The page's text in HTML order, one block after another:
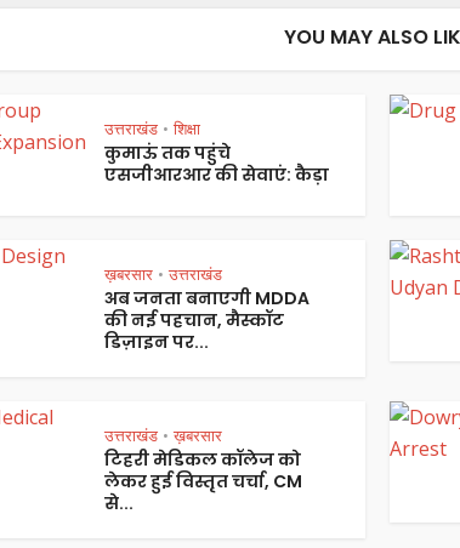
YOU MAY ALSO
उत्तराखंड • शिक्षा
कुमाऊं तक पहुंचे
एसजीआरआर की सेवाएं: कैड़ा
ख़बरसार • उत्तराखंड
अब जनता बनाएगी MDDA
की नई पहचान, मैस्कॉट
डिज़ाइन पर...
उत्तराखंड • ख़बरसार
टिहरी मेडिकल कॉलेज को
लेकर हुई विस्तृत चर्चा, CM
से...